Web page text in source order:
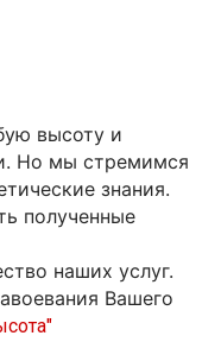
высоту и
Но мы стремимся
знания.
полученные
наших услуг.
Вашего